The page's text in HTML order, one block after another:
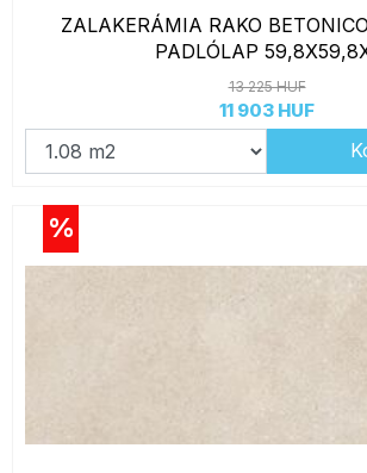
ZALAKERÁMIA RAKO
PADLÓLAP
13 225 HUF
11 903 HUF
%